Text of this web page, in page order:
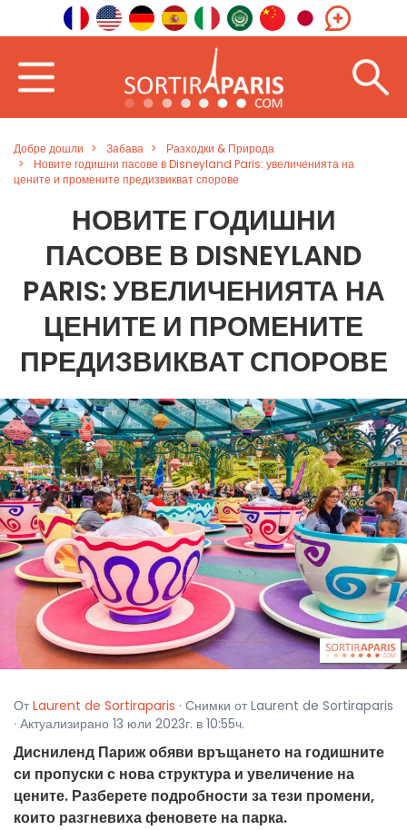
Добре дошли Забава
Разходки & Природа
Новите годишни пасове в Disneyland Paris: увеличенията на
цените и промените предизвикват спорове
НОВИТЕ ГОДИШНИ
ПАСОВЕ В DISNEYLAND
PARIS: УВЕЛИЧЕНИЯТА НА
ЦЕНИТЕ И ПРОМЕНИТЕ
ПРЕДИЗВИКВАТ СПОРОВЕ
От Laurent de Sortiraparis · Снимки от Laurent de Sortiraparis
· Актуализирано 13 юли 2023г. в 10:55ч.
Дисниленд Париж обяви връщането на годишните
си пропуски с нова структура и увеличение на
цените. Разберете подробности за тези промени,
които разгневиха феновете на парка.